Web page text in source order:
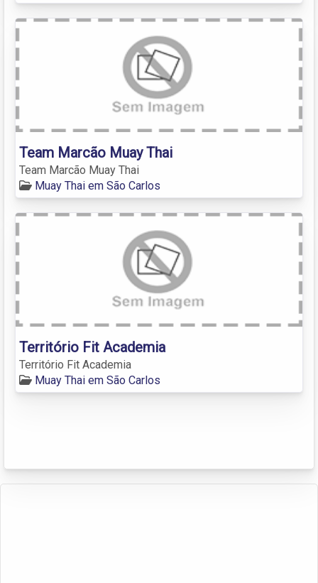
Team Marcão Muay Thai
Team Marcão Muay Thai
Muay Thai em São Carlos
Território Fit Academia
Território Fit Academia
Muay Thai em São Carlos